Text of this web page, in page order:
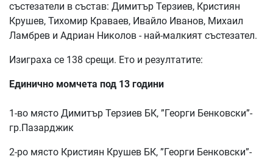
състезатели в състав: Димитър Терзиев, Кристиян
Крушев, Тихомир Краваев, Ивайло Иванов, Михаил
Ламбрев и Адриан Николов - най-малкият състезател.
Изиграха се 138 срещи. Ето и резултатите:
Единично момчета под 13 години
1-во място Димитър Терзиев БК, ”Георги Бенковски”-
гр.Пазарджик
2-ро място Кристиян Крушев БК, ”Георги Бенковски”-